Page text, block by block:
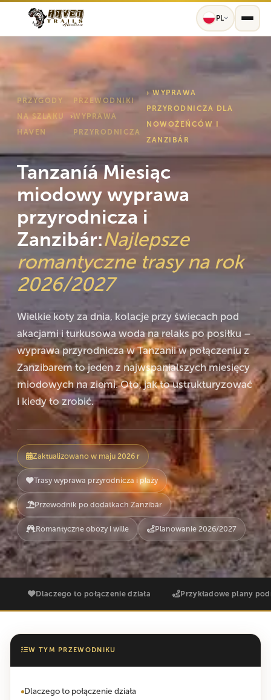
PL
PRZYGODY
NA SZLAKU
HAVEN
›
PRZEWODNIKI
WYPRAWA
PRZYRODNICZA
› WYPRAWA
PRZYRODNICZA DLA
NOWOŻEŃCÓW I
ZANZIBÁR
Tanzaníá Miesiąc
miodowy wyprawa
przyrodnicza i
Zanzibár:Najlepsze
romantyczne trasy na rok
2026/2027
Wielkie koty za dnia, kolacje przy świecach pod
akacjami i turkusowa woda na relaks po posiłku –
wyprawa przyrodnicza w Tanzanii w połączeniu z
Zanzibarem to jeden z najwspanialszych miesięcy
miodowych na ziemi. Oto, jak to ustrukturyzować
i kiedy to zrobić.
Zaktualizowano w maju 2026 r
Trasy wyprawa przyrodnicza i plaży
Przewodnik po dodatkach Zanzibár
Romantyczne obozy i wille Planowanie 2026/2027
Dlaczego to połączenie działa Przykładowe plany
W TYM PRZEWODNIKU
Dlaczego to połączenie działa